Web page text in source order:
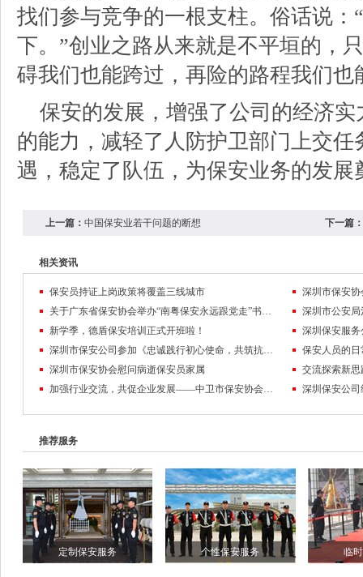
找们参与竞争的一根支柱。俗话说：
下。”创业之路从来就是不平垣的，
碍我们也能跨过，再险的路程我们也
保安的发展，增强了公司的经济实
的能力，减轻了人防护卫部门上交
遇，稳定了队伍，为保安业务的发
上一篇： 中国保安业若干问题的断想 下一篇：
相关资讯
保安员持证上岗政策将覆盖三线城市
关于广东省保安协会举办“南粤保安永远跟党走”书画摄影比赛的通知
新学季，德盾保安培训正式开班啦！
深圳市保安公司参加《忠诚践行初心使命，共筑抗议抗洪长城》为主题的保安行业宣传日活动
保安人员的
深圳市保安协会慰问病逝保安员家属
交流探索新
加强行业交流，共促企业发展——中卫市保安协会一行莅临协会考察交流
深圳保安公
推荐服务
定制保安服务 个性保安服务 临